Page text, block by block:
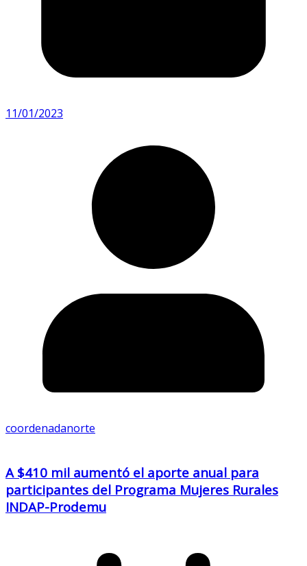
11/01/2023
coordenadanorte
A $410 mil aumentó el aporte anual para
participantes del Programa Mujeres Rurales
INDAP-Prodemu